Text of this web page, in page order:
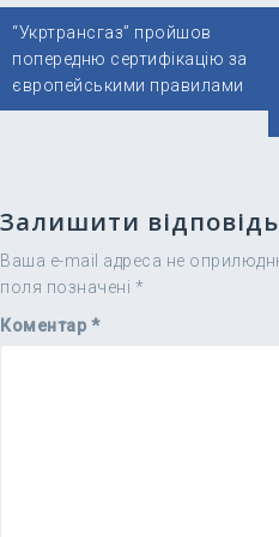
Навігація
записів
“Укртрансгаз” пройшов
попередню сертифікацію за
європейськими правилами
Залишити відповідь
Ваша e-mail адреса не
поля позначені *
Коментар *